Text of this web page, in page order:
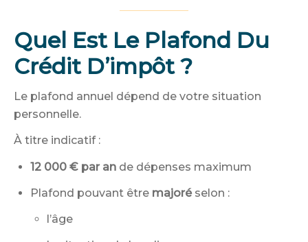
Quel Est Le Plafond Du
Crédit D’impôt ?
Le plafond annuel dépend de votre situation
personnelle.
À titre indicatif :
12 000 € par an de dépenses maximum
Plafond pouvant être majoréselon :
l’âge